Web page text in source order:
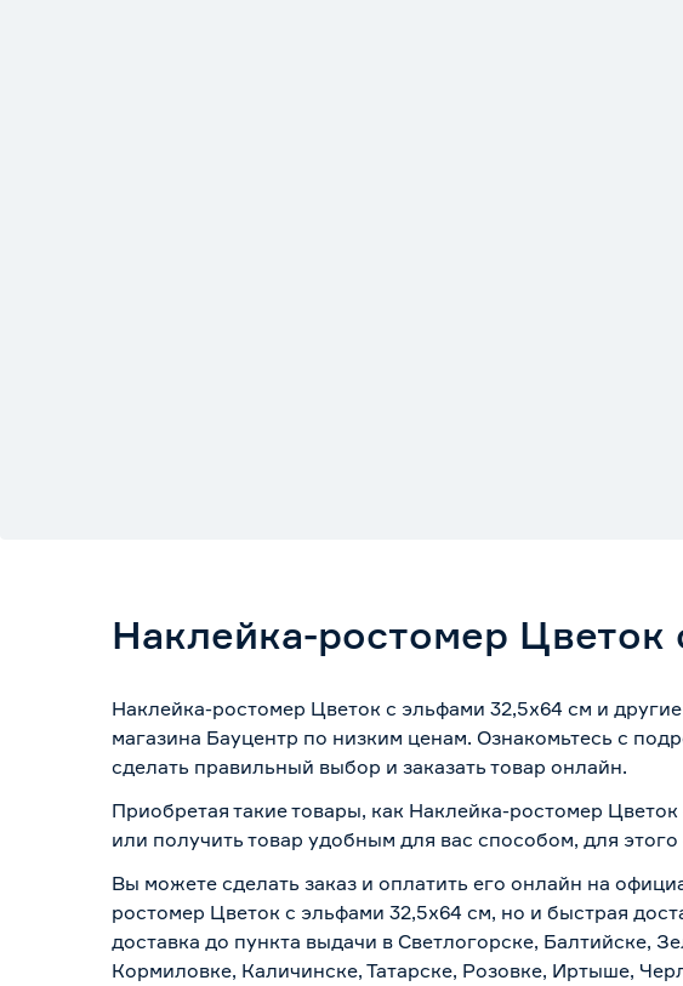
Наклейка-ростомер Цветок
Наклейка-ростомер Цветок с эльфами 32,5х64 см и
магазина Бауцентр по низким ценам. Ознакомьтесь с
сделать правильный выбор и заказать товар онлайн.
Приобретая такие товары, как Наклейка-ростомер
или получить товар удобным для вас способом, для
Вы можете сделать заказ и оплатить его онлайн на
ростомер Цветок с эльфами 32,5х64 см, но и быстрая
доставка до пункта выдачи в Светлогорске, Балтийске,
Кормиловке, Каличинске, Татарске, Розовке, Иртыше,